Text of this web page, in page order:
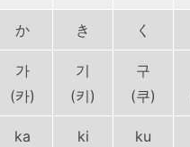
か き く
가
(카)
기
(키)
구
(쿠)
ka ki ku